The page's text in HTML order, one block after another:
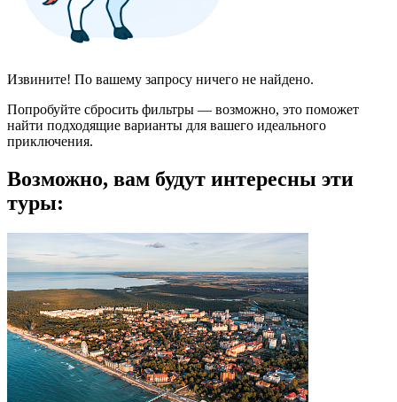
Извините! По вашему запросу ничего не найдено.
Попробуйте сбросить фильтры — возможно, это поможет
найти подходящие варианты для вашего идеального
приключения.
Возможно, вам будут интересны эти
туры: